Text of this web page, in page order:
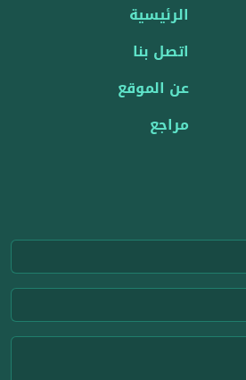
الرئيسية
اتصل بنا
عن الموقع
مراجع